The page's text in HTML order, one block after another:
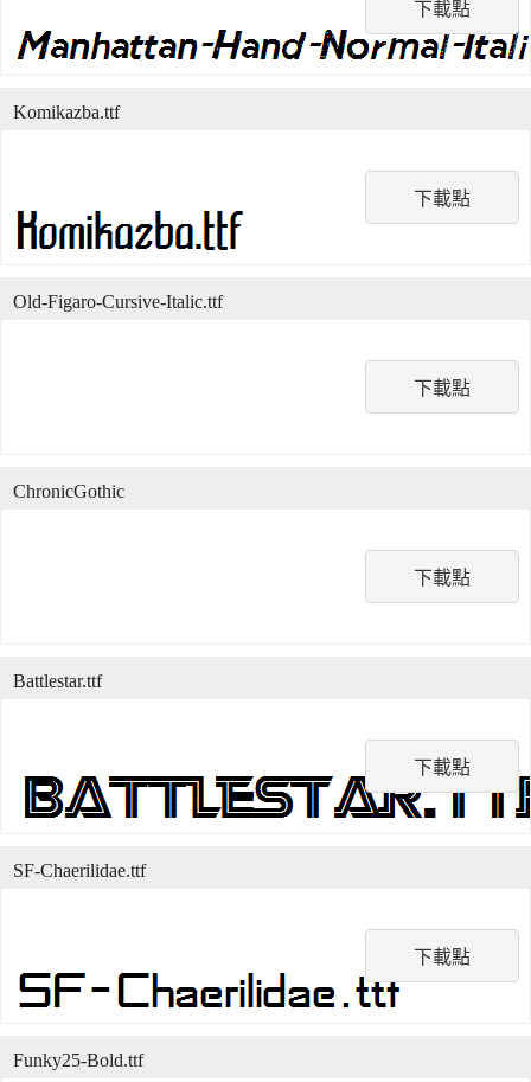
下載點
下載點
Komikazba.ttf
下載點
Old-Figaro-Cursive-Italic.ttf
下載點
ChronicGothic
下載點
Battlestar.ttf
下載點
SF-Chaerilidae.ttf
Funky25-Bold.ttf